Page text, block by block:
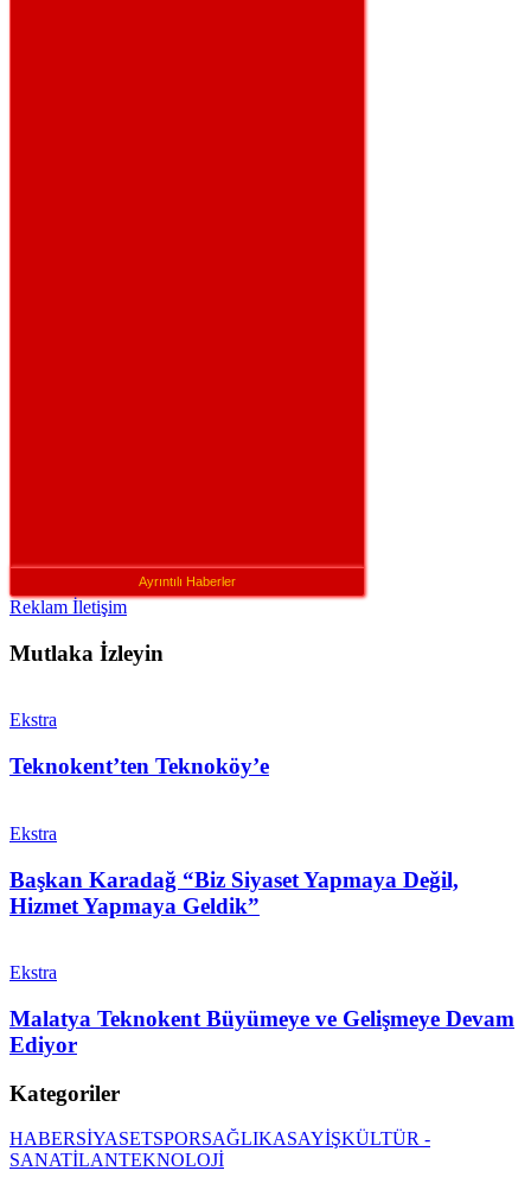
Ayrıntılı Haberler
Reklam İletişim
Mutlaka İzleyin
Ekstra
Teknokent’ten Teknoköy’e
Ekstra
Başkan Karadağ “Biz Siyaset Yapmaya Değil,
Hizmet Yapmaya Geldik”
Ekstra
Malatya Teknokent Büyümeye ve Gelişmeye Devam
Ediyor
Kategoriler
HABERSİYASETSPORSAĞLIKASAYİŞKÜLTÜR -
SANATİLANTEKNOLOJİ